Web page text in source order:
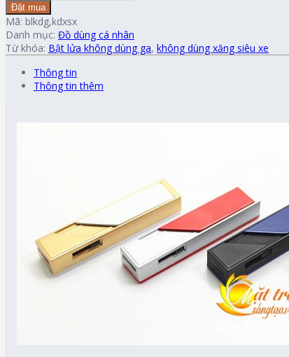
Đặt mua
Mã: blkdg,kdxsx
Danh mục: Đồ dùng cá nhân
Từ khóa: Bật lửa không dùng ga, không dùng xăng siêu xe
Thông tin
Thông tin thêm